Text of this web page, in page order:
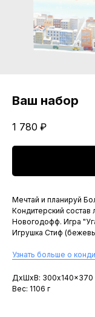
Ваш набор
1 780 ₽
Мечтай и планируй
Кондитерский состав
Новогодофф. Игра
Игрушка Стиф
Узнать больше о
ДxШxВ: 300x140x370
Вес: 1106 г